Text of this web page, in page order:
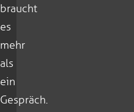
braucht
es
mehr
als
ein
Gespräch.